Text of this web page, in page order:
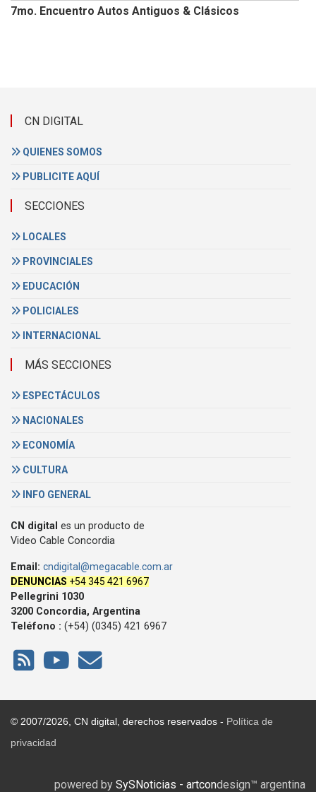
7mo. Encuentro Autos Antiguos & Clásicos
CN DIGITAL
QUIENES SOMOS
PUBLICITE AQUÍ
SECCIONES
LOCALES
PROVINCIALES
EDUCACIÓN
POLICIALES
INTERNACIONAL
MÁS SECCIONES
ESPECTÁCULOS
NACIONALES
ECONOMÍA
CULTURA
INFO GENERAL
CN digital es un producto de
Video Cable Concordia
Email: cndigital@megacable.com.ar
DENUNCIAS +54 345 421 6967
Pellegrini 1030
3200 Concordia, Argentina
Teléfono : (+54) (0345) 421 6967
© 2007/2026, CN digital, derechos reservados - Política de
privacidad
powered by SySNoticias - artcondesign™ argentina